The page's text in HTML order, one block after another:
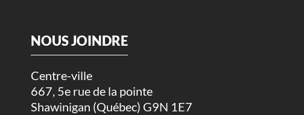
NOUS JOINDRE
Centre-ville
667, 5e rue de la pointe
Shawinigan (Québec) G9N 1E7